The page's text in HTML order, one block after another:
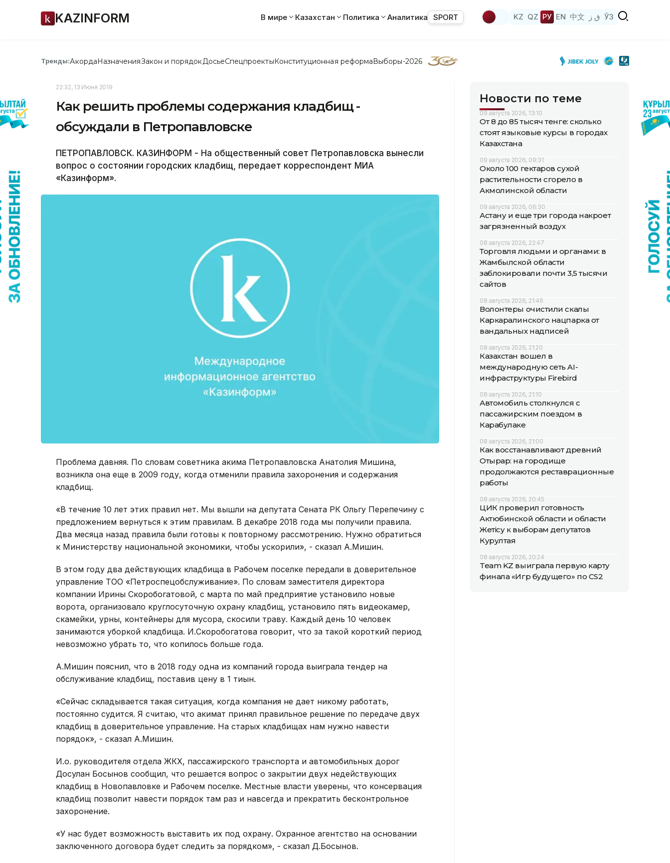
KAZINFORM В мире Казахстан Политика Аналитика SPORT KZ QZ РУ EN 中文 ق ز ЎЗ
Тренды:АкордаНазначенияЗакон и порядок ДосьеСпецпроектыКонституционная реформаВыборы-2026
22:32, 13 Июня 2019
Как решить проблемы содержания кладбищ -
обсуждали в Петропавловске
ПЕТРОПАВЛОВСК. КАЗИНФОРМ - На общественный совет Петропавловска вынесли
вопрос о состоянии городских кладбищ, передает корреспондент МИА
«Казинформ».
Проблема давняя. По словам советника акима Петропавловска Анатолия Мишина,
возникла она еще в 2009 году, когда отменили правила захоронения и содержания
кладбищ.
«В течение 10 лет этих правил нет. Мы вышли на депутата Сената РК Ольгу Перепечину с
предложением вернуться к этим правилам. В декабре 2018 года мы получили правила.
Два месяца назад правила были готовы к повторному рассмотрению. Нужно обратиться
к Министерству национальной экономики, чтобы ускорили», - сказал А.Мишин.
В этом году два действующих кладбища в Рабочем поселке передали в доверительное
управление ТОО «Петроспецобслуживание». По словам заместителя директора
компании Ирины Скоробогатовой, с марта по май предприятие установило новые
ворота, организовало круглосуточную охрану кладбищ, установило пять видеокамер,
скамейки, урны, контейнеры для мусора, скосили траву. Каждый день 10 человек
занимаются уборкой кладбища. И.Скоробогатова говорит, что за такой короткий период
невозможно убрать то, что копилось больше года.
А.Мишин пояснил, что в 2018 году одна из компаний города выиграла тендер на
обслуживание кладбищ, поставив цену в 1 тиын.
«Сейчас складывается такая ситуация, когда компания не дает никому работать,
постоянно судится. Я считаю, что акимат принял правильное решение по передаче двух
кладбищ в доверительное управление. На старых кладбищах нам нужно навести
порядок», - сказал А.Мишин.
И.о. руководителя отдела ЖКХ, пассажирского транспорта и автомобильных дорог
Досулан Босынов сообщил, что решается вопрос о закрытии двух недействующих
кладбищ в Новопавловке и Рабочем поселке. Местные власти уверены, что консервация
кладбищ позволит навести порядок там раз и навсегда и прекратить бесконтрольное
захоронение.
«У нас будет возможность выставить их под охрану. Охранное агентство на основании
заключенного договора будет следить за порядком», - сказал Д.Босынов.
Новости по теме
09 августа 2026, 13:10
От 8 до 85 тысяч тенге: сколько
стоят языковые курсы в городах
Казахстана
09 августа 2026, 09:31
Около 100 гектаров сухой
растительности сгорело в
Акмолинской области
09 августа 2026, 06:30
Астану и еще три города накроет
загрязненный воздух
08 августа 2026, 22:47
Торговля людьми и органами: в
Жамбылской области
заблокировали почти 3,5 тысячи
сайтов
08 августа 2026, 21:46
Волонтеры очистили скалы
Каркаралинского нацпарка от
вандальных надписей
08 августа 2026, 21:20
Казахстан вошел в
международную сеть AI-
инфраструктуры Firebird
08 августа 2026, 21:10
Автомобиль столкнулся с
пассажирским поездом в
Карабулаке
08 августа 2026, 21:00
Как восстанавливают древний
Отырар: на городище
продолжаются реставрационные
работы
08 августа 2026, 20:45
ЦИК проверил готовность
Актюбинской области и области
Жетісу к выборам депутатов
Курултая
08 августа 2026, 20:24
Team KZ выиграла первую карту
финала «Игр будущего» по CS2